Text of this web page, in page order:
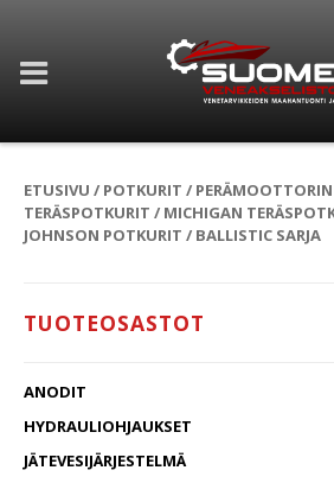
ETUSIVU / POTKURIT / PERÄMOOTTORIN
TERÄSPOTKURIT / MICHIGAN
JOHNSON POTKURIT / BALLISTIC SARJA
TUOTEOSASTOT
ANODIT
HYDRAULIOHJAUKSET
JÄTEVESIJÄRJESTELMÄ